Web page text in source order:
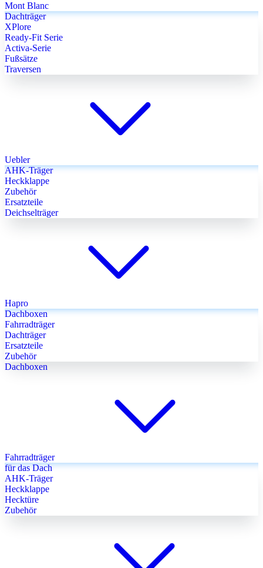
Mont Blanc
Dachträger
XPlore
Ready-Fit Serie
Activa-Serie
Fußsätze
Traversen
Uebler
AHK-Träger
Heckklappe
Zubehör
Ersatzteile
Deichselträger
Hapro
Dachboxen
Fahrradträger
Dachträger
Ersatzteile
Zubehör
Dachboxen
Fahrradträger
für das Dach
AHK-Träger
Heckklappe
Hecktüre
Zubehör